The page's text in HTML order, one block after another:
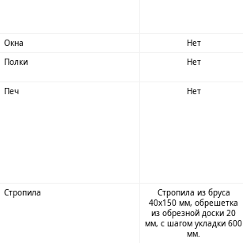
Окна
Нет
Полки
Нет
Печ
Нет
Стропила
Стропила из бруса
40х150 мм, обрешетка
из обрезной доски 20
мм, с шагом укладки 600
мм.